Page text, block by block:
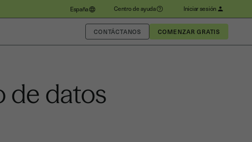
España Centro de ayuda Iniciar sesión
CONTÁCTANOS
de datos